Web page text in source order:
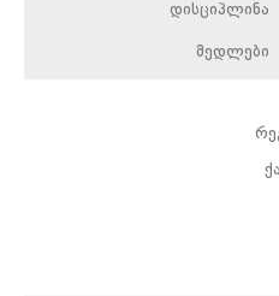
დისციპლინა
მედლები